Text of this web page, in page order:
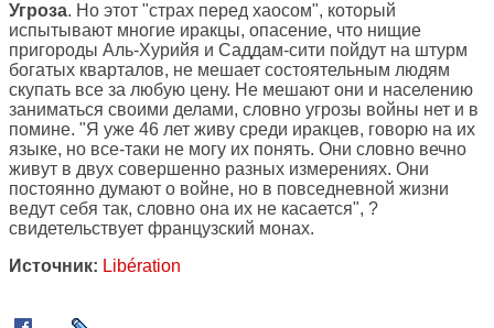
Угроза. Но этот "страх перед хаосом", который
испытывают многие иракцы, опасение, что нищие
пригороды Аль-Хурийя и Саддам-сити пойдут на штурм
богатых кварталов, не мешает состоятельным людям
скупать все за любую цену. Не мешают они и населению
заниматься своими делами, словно угрозы войны нет и в
помине. "Я уже 46 лет живу среди иракцев, говорю на их
языке, но все-таки не могу их понять. Они словно вечно
живут в двух совершенно разных измерениях. Они
постоянно думают о войне, но в повседневной жизни
ведут себя так, словно она их не касается", ?
свидетельствует французский монах.
Источник: Libération